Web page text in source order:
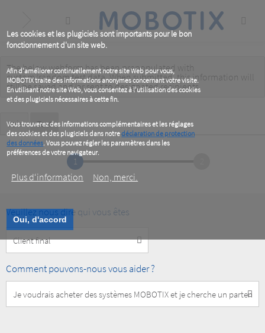
Les cookies et les plugiciels sont importants pour le bon
fonctionnement d'un site web.
Afin d'améliorer continuellement notre site Web pour vous,
MOBOTIX traite des informations anonymes concernant votre visite.
En utilisant notre site Web, vous consentez à l'utilisation des cookies
et des plugiciels nécessaires à cette fin.
Vous trouverez des informations complémentaires et les réglages
des cookies et des plugiciels dans notredéclaration de protection
des données. Vous pouvez régler les paramètres dans les
préférences de votre navigateur.
Plus d‘information Non, merci.
Oui, d'accord
content
Warning
message
The below webform has been prepopulated with
custom/random test data. When submitted, this information will
still be savedand/orsent to designated recipients.
Primary
tabs
Voir Test(active
tab)
1
Veuillez nous dire qui vous êtes
Customer
Type
How
help
you?
Comment pouvons-nous vous aider ?